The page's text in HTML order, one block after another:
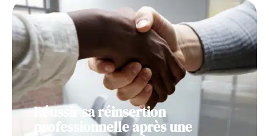
Réussir sa réinsertion
professionnelle après une